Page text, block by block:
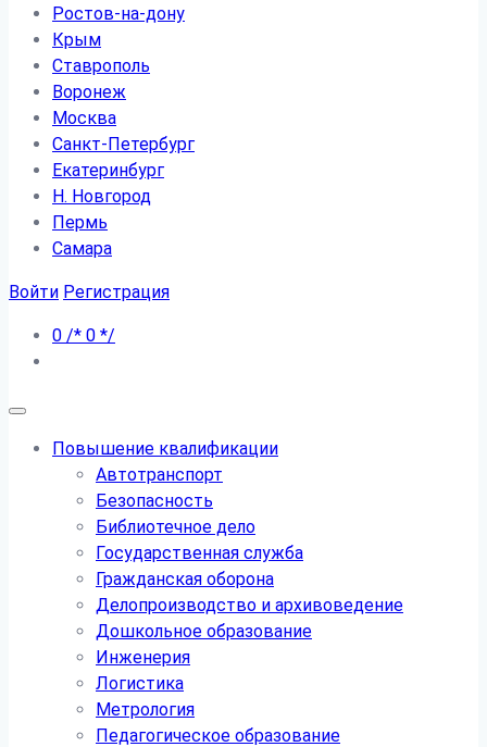
Ростов-на-дону
Крым
Ставрополь
Воронеж
Москва
Санкт-Петербург
Екатеринбург
Н. Новгород
Пермь
Самара
Войти Регистрация
0 /* 0 */
Повышение квалификации
Автотранспорт
Безопасность
Библиотечное дело
Государственная служба
Гражданская оборона
Делопроизводство и архивоведение
Дошкольное образование
Инженерия
Логистика
Метрология
Педагогическое образование